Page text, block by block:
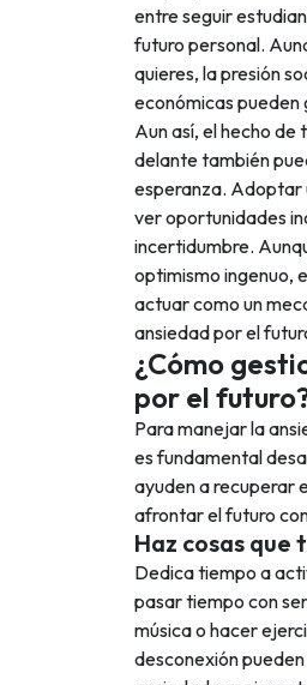
entre seguir
futuro personal.
quieres, la presión
económicas pueden
Aun así, el hecho
delante también
esperanza. Adoptar
ver oportunidades
incertidumbre.
optimismo ingenuo,
actuar como un
ansiedad por el
¿Cómo
por el
Para manejar la
es fundamental
ayuden a recuperar
afrontar el futuro
Haz cosas que
Dedica tiempo a
pasar tiempo con
música o hacer
desconexión